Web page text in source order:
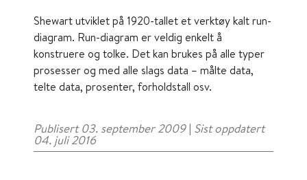
Shewart utviklet på 1920-tallet et verktøy kalt run-
diagram. Run-diagram er veldig enkelt å
konstruere og tolke. Det kan brukes på alle typer
prosesser og med alle slags data – målte data,
telte data, prosenter, forholdstall osv.
Publisert 03. september 2009 | Sist oppdatert
04. juli 2016